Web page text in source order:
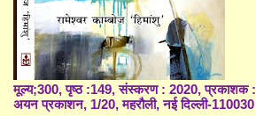
मूल्य;300, पृष्ठ :149, संस्करण : 2020, प्रकाशक :
अयन प्रकाशन, 1/20, महरौली, नई दिल्ली-110030